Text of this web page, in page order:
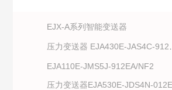
EJX-A系列智能变送器
EJA110E-JMS5J-912EA/NF2
压力变送器EJA530E-JDS4N-